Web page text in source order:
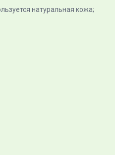
натуральная кожа;